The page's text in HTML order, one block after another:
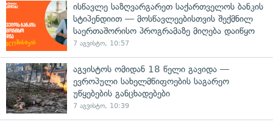
ისწავლე საზღვარგარეთ საქართველოს ბანკის
სტიპენდიით — მოსწავლეებისთვის შექმნილ
საერთაშორისო პროგრამაზე მიღება დაიწყო
7 აგვისტო, 10:57
აგვისტოს ომიდან 18 წელი გავიდა —
ევროპული სახელმწიფოების საგარეო
უწყებების განცხადებები
7 აგვისტო, 10:39